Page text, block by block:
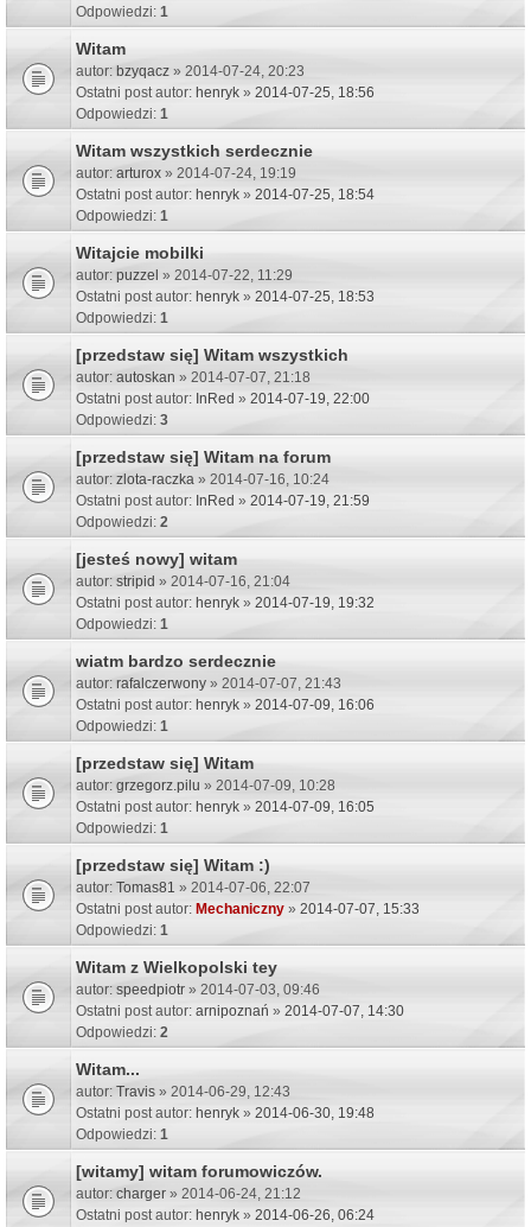
Odpowiedzi: 1
Witam
autor: bzyqacz » 2014-07-24, 20:23
Ostatni post autor: henryk » 2014-07-25, 18:56
Odpowiedzi: 1
Witam wszystkich serdecznie
autor: arturox » 2014-07-24, 19:19
Ostatni post autor: henryk » 2014-07-25, 18:54
Odpowiedzi: 1
Witajcie mobilki
autor: puzzel » 2014-07-22, 11:29
Ostatni post autor: henryk » 2014-07-25, 18:53
Odpowiedzi: 1
[przedstaw się] Witam wszystkich
autor: autoskan » 2014-07-07, 21:18
Ostatni post autor: InRed » 2014-07-19, 22:00
Odpowiedzi: 3
[przedstaw się] Witam na forum
autor: zlota-raczka » 2014-07-16, 10:24
Ostatni post autor: InRed » 2014-07-19, 21:59
Odpowiedzi: 2
[jesteś nowy] witam
autor: stripid » 2014-07-16, 21:04
Ostatni post autor: henryk » 2014-07-19, 19:32
Odpowiedzi: 1
wiatm bardzo serdecznie
autor: rafalczerwony » 2014-07-07, 21:43
Ostatni post autor: henryk » 2014-07-09, 16:06
Odpowiedzi: 1
[przedstaw się] Witam
autor: grzegorz.pilu » 2014-07-09, 10:28
Ostatni post autor: henryk » 2014-07-09, 16:05
Odpowiedzi: 1
[przedstaw się] Witam :)
autor: Tomas81 » 2014-07-06, 22:07
Ostatni post autor: Mechaniczny » 2014-07-07, 15:33
Odpowiedzi: 1
Witam z Wielkopolski tey
autor: speedpiotr » 2014-07-03, 09:46
Ostatni post autor: arnipoznań » 2014-07-07, 14:30
Odpowiedzi: 2
Witam...
autor: Travis » 2014-06-29, 12:43
Ostatni post autor: henryk » 2014-06-30, 19:48
Odpowiedzi: 1
[witamy] witam forumowiczów.
autor: charger » 2014-06-24, 21:12
Ostatni post autor: henryk » 2014-06-26, 06:24